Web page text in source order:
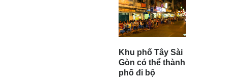
Khu phố Tây Sài
Gòn có thể thành
phố đi bộ